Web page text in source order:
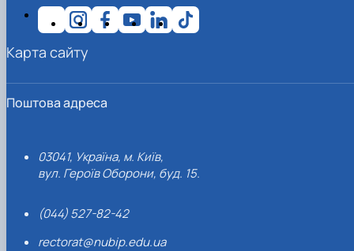
Поштова адреса
03041, Україна, м. Київ,
вул. Героїв Оборони, буд. 15.
(044) 527-82-42
rectorat@nubip.edu.ua
Карта сайту